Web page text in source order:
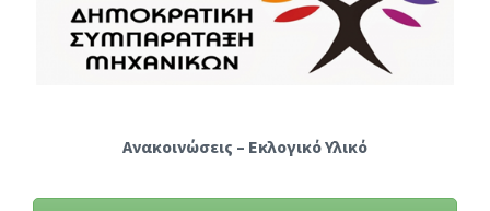
Ανακοινώσεις – Εκλογικό Υλικό